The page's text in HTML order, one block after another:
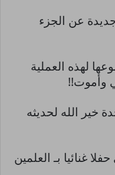
عن الجزء
لهذه العملية
وأموت!!
خير الله لحديثه
غنائيا بـ العلمين